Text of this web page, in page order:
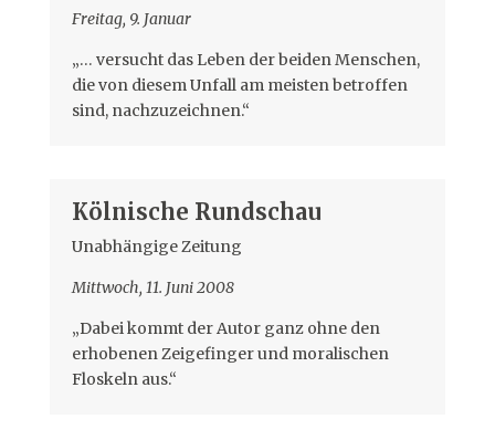
Freitag, 9. Januar
„… versucht das Leben der beiden Menschen,
die von diesem Unfall am meisten betroffen
sind, nachzuzeichnen.“
Kölnische Rundschau
Unabhängige Zeitung
Mittwoch, 11. Juni 2008
„Dabei kommt der Autor ganz ohne den
erhobenen Zeigefinger und moralischen
Floskeln aus.“